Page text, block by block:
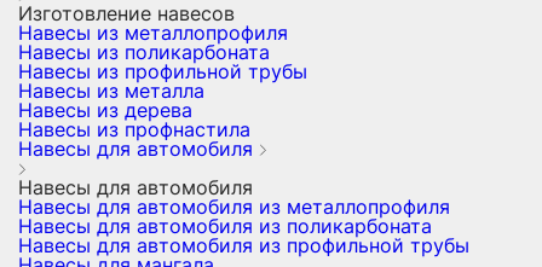
Изготовление навесов
Навесы из металлопрофиля
Навесы из поликарбоната
Навесы из профильной трубы
Навесы из металла
Навесы из дерева
Навесы из профнастила
Навесы для автомобиля
Навесы для автомобиля
Навесы для автомобиля из металлопрофиля
Навесы для автомобиля из поликарбоната
Навесы для автомобиля из профильной трубы